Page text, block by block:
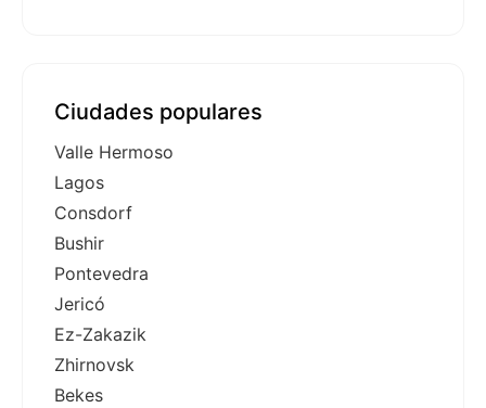
Ciudades populares
Valle Hermoso
Lagos
Consdorf
Bushir
Pontevedra
Jericó
Ez-Zakazik
Zhirnovsk
Bekes